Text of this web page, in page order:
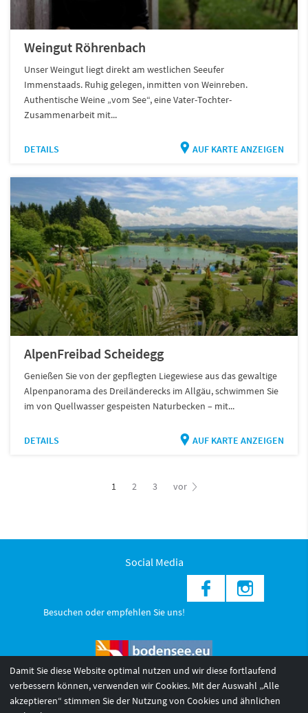
Weingut Röhrenbach
Unser Weingut liegt direkt am westlichen Seeufer
Immenstaads. Ruhig gelegen, inmitten von Weinreben.
Authentische Weine „vom See“, eine Vater-Tochter-
Zusammenarbeit mit...
DETAILS AUF KARTE ANZEIGEN
AlpenFreibad Scheidegg
Genießen Sie von der gepflegten Liegewiese aus das gewaltige
Alpenpanorama des Dreiländerecks im Allgäu, schwimmen Sie
im von Quellwasser gespeisten Naturbecken – mit...
DETAILS AUF KARTE ANZEIGEN
1 2 3 vor
Social Media
Besuchen oder empfehlen Sie uns!
Damit Sie diese Website optimal nutzen und wir diese fortlaufend
verbessern können, verwenden wir Cookies. Mit der Auswahl „Alle
akzeptieren“ stimmen Sie der Nutzung von Cookies und ähnlichen